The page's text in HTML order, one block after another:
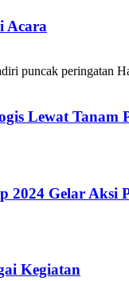
Acara
puncak peringatan
Lewat Tanam
Gelar Aksi
Kegiatan